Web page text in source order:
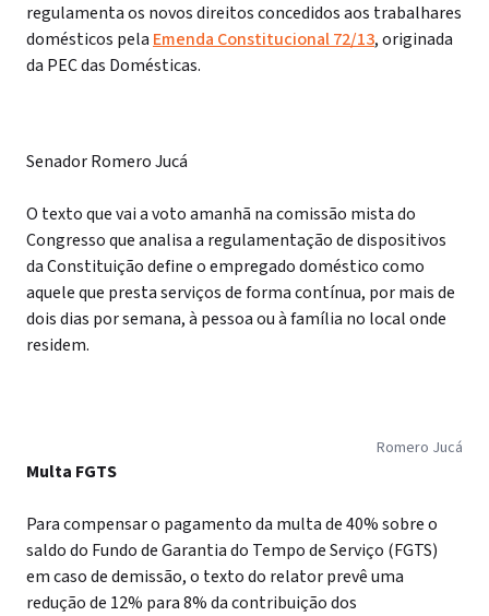
regulamenta os novos direitos concedidos aos trabalhares
domésticos pela Emenda Constitucional 72/13, originada
da PEC das Domésticas.
Senador Romero Jucá
O texto que vai a voto amanhã na comissão mista do
Congresso que analisa a regulamentação de dispositivos
da Constituição define o empregado doméstico como
aquele que presta serviços de forma contínua, por mais de
dois dias por semana, à pessoa ou à família no local onde
residem.
Romero Jucá
Multa FGTS
Para compensar o pagamento da multa de 40% sobre o
saldo do Fundo de Garantia do Tempo de Serviço (FGTS)
em caso de demissão, o texto do relator prevê uma
redução de 12% para 8% da contribuição dos